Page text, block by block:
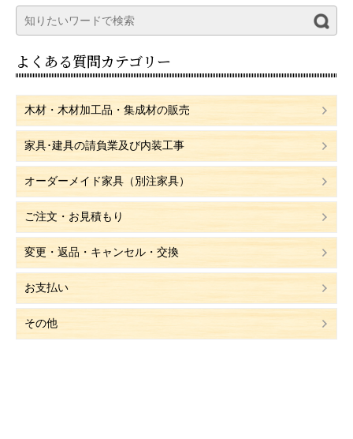
よくある質問カテゴリー
木材・木材加工品・集成材の販売
家具･建具の請負業及び内装工事
オーダーメイド家具（別注家具）
ご注文・お見積もり
変更・返品・キャンセル・交換
お支払い
その他